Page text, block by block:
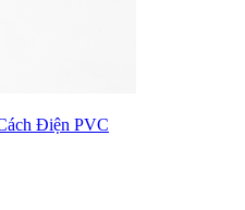
Điện PVC